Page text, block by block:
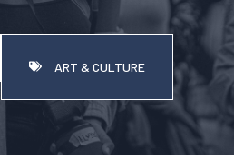
ART & CULTURE